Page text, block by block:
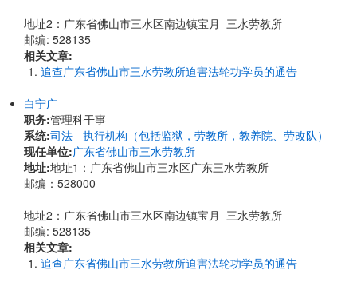
地址2：广东省佛山市三水区南边镇宝月 三水劳教所
邮编: 528135
相关文章:
追查广东省佛山市三水劳教所迫害法轮功学员的通告
白宁广
职务:管理科干事
系统:司法 - 执行机构（包括监狱，劳教所，教养院、劳改队）
现任单位:广东省佛山市三水劳教所
地址:​地址1：广东省佛山市三水区广东三水劳教所
邮编：528000
地址2：广东省佛山市三水区南边镇宝月 三水劳教所
邮编: 528135
相关文章:
追查广东省佛山市三水劳教所迫害法轮功学员的通告